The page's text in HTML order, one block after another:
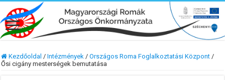
Kezdőoldal / Intézmények / Országos Roma Foglalkoztatási Központ /
Ősi cigány mesterségek bemutatása